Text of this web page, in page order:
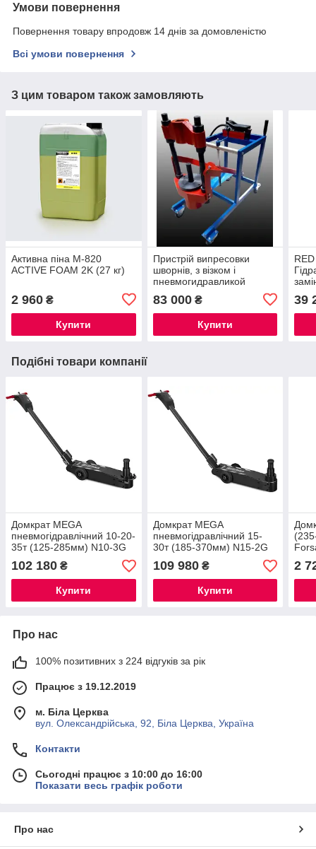
Умови повернення
Повернення товару впродовж 14 днів за домовленістю
Всі умови повернення
З цим товаром також замовляють
Активна піна M-820
ACTIVE FOAM 2K (27 кг)
2 960 ₴
Купити
Пристрій випресовки
шворнів, з візком і
пневмогидравликой
83 000₴
Купити
39
Подібні товари компанії
Домкрат MEGA
пневмогідравлічний 10-20-
35т (125-285мм) N10-3G
102 180 ₴
Купити
Домкрат MEGA
пневмогідравлічний 15-
30т (185-370мм) N15-2G
109 980₴
Купити
2
Про нас
100% позитивних з 224 відгуків за рік
Працює з 19.12.2019
м. Біла Церква
вул. Олександрійська, 92, Біла Церква, Україна
Контакти
Сьогодні працює з 10:00 до 16:00
Показати весь графік роботи
Про нас